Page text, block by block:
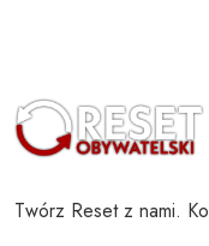
Twórz Reset z nami.